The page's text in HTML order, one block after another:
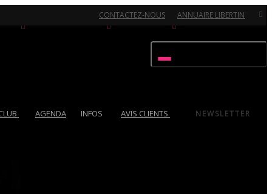
CONTACTEZ-NOUS ANNUAIRE LIBERTIN
AGENDA INFOS AVIS CLIENTS NEWSLETTER